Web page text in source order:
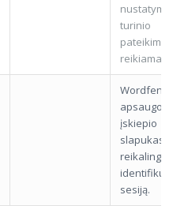
nustatymui ir
turinio
pateikimui
reikiama
Wordfence
apsaugos
įskiepio
slapukas
reikalingas
identifikuoti
sesiją.